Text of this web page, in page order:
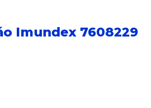
Imundex 7608229